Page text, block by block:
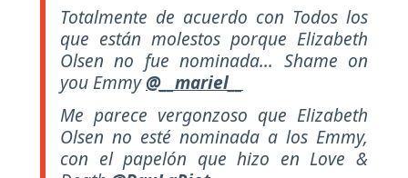
Totalmente de acuerdo con Todos los
que están molestos porque Elizabeth
Olsen no fue nominada... Shame on
you Emmy@__mariel__
Me parece vergonzoso que Elizabeth
Olsen no esté nominada a los Emmy,
con el papelón que hizo en Love &